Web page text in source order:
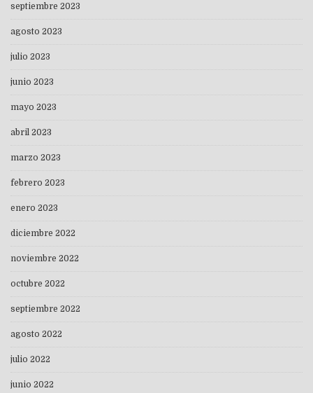
septiembre 2023
agosto 2023
julio 2023
junio 2023
mayo 2023
abril 2023
marzo 2023
febrero 2023
enero 2023
diciembre 2022
noviembre 2022
octubre 2022
septiembre 2022
agosto 2022
julio 2022
junio 2022